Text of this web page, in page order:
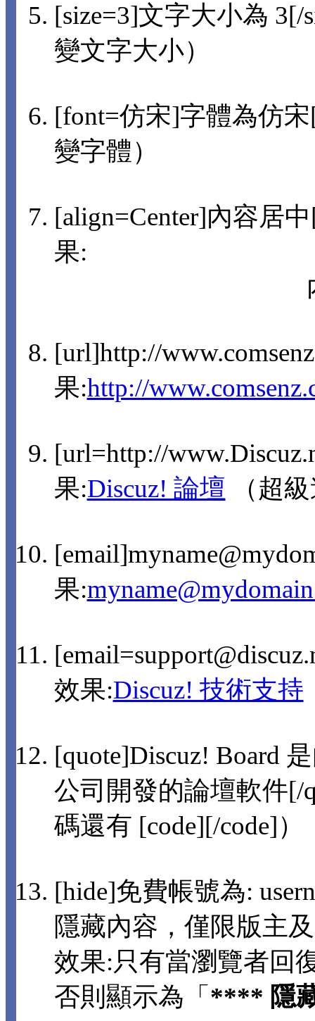
[size=3]文字大小為
變文字大小）
[font=仿宋]字體為仿
變字體）
[align=Center]內容居
果:
[url]http://
果:http://
[url=http://
果:Discuz! 論壇 （超
果:
效果:Discuz! 技術支持
[quote]Discuz! Board
公司開發的論壇軟件
碼還有 [code][/code]）
[hide]免費帳號為:
隱藏內容，僅限版主
效果:只有當瀏覽者回
否則顯示為「 **** 隱